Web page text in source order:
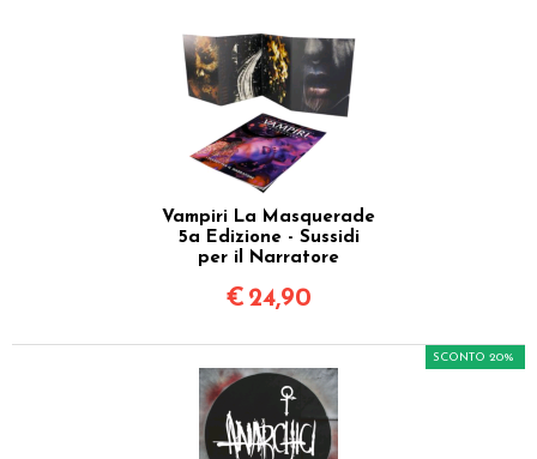
Vampiri La Masquerade
5a Edizione - Sussidi
per il Narratore
€ 24,90
SCONTO 20%